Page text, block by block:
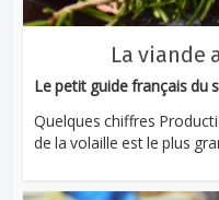
La viande
Le petit guide français du
Quelques chiffres
de la volaille est le plus